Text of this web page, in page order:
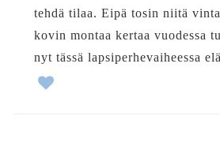
tehdä tilaa. Eipä tosin niitä
kovin montaa kertaa vuodessa
nyt tässä lapsiperhevaiheessa